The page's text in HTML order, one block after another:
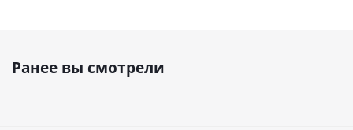
Ранее вы смотрели